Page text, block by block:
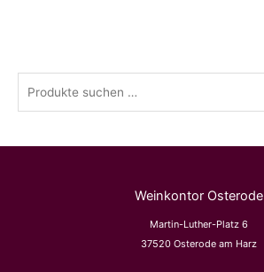
Weinkontor Osterode
Martin-Luther-Platz 6
37520 Osterode am Harz